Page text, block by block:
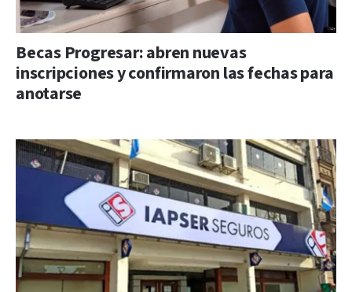
Becas Progresar: abren nuevas
inscripciones y confirmaron las fechas para
anotarse